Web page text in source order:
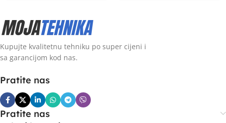
Kupujte kvalitetnu tehniku po super cijeni i
sa garancijom kod nas.
Pratite nas
Pratite nas